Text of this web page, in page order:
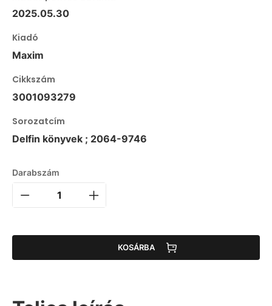
2025.05.30
Kiadó
Maxim
Cikkszám
3001093279
Sorozatcím
Delfin könyvek ; 2064-9746
Darabszám
KOSÁRBA